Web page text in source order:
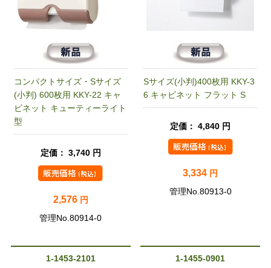
コンパクトサイズ・Sサイズ
(小判) 600枚用 KKY-22 キャ
ビネット キューティーライト
型
定価： 3,740 円
2,576 円
管理No.80914-0
Sサイズ(小判)400枚用 KKY-3
6 キャビネット フラット S
定価： 4,840 円
3,334 円
管理No.80913-0
1-1453-2101 1-1455-0901